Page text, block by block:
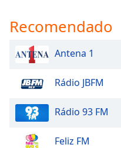
Text
Color
Opacity
Background
Recomendado
Antena 1
Rádio JBFM
Rádio 93 FM
Feliz FM